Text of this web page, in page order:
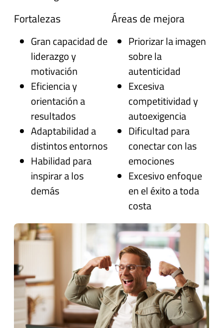
Fortalezas
Gran capacidad de
liderazgo y
motivación
Eficiencia y
orientación a
resultados
Adaptabilidad a
distintos entornos
Habilidad para
inspirar a los
demás
Áreas de mejora
Priorizar la imagen
sobre la
autenticidad
Excesiva
competitividad y
autoexigencia
Dificultad para
conectar con las
emociones
Excesivo enfoque
en el éxito a toda
costa